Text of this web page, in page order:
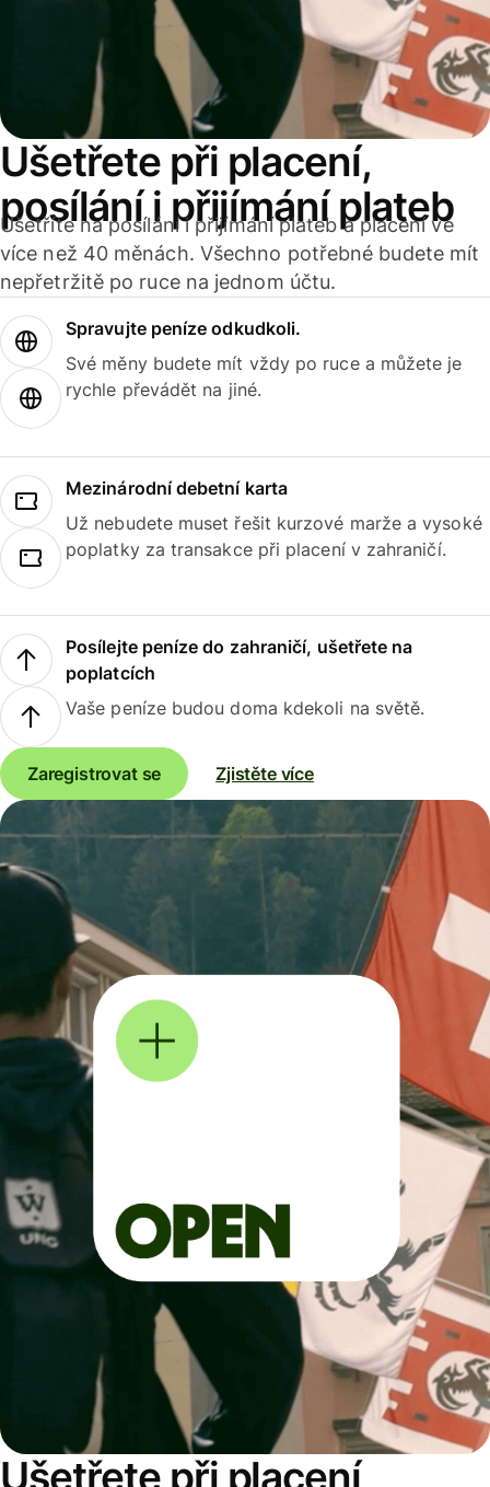
Ušetřete při placení,
posílání i přijímání plateb
Ušetříte na posílání i přijímání plateb a placení ve
více než 40 měnách. Všechno potřebné budete mít
nepřetržitě po ruce na jednom účtu.
Spravujte peníze odkudkoli.
Své měny budete mít vždy po ruce a můžete je
rychle převádět na jiné.
Mezinárodní debetní karta
Už nebudete muset řešit kurzové marže a vysoké
poplatky za transakce při placení v zahraničí.
Posílejte peníze do zahraničí, ušetřete na
poplatcích
Vaše peníze budou doma kdekoli na světě.
Zaregistrovat se Zjistěte více
Ušetřete při placení,